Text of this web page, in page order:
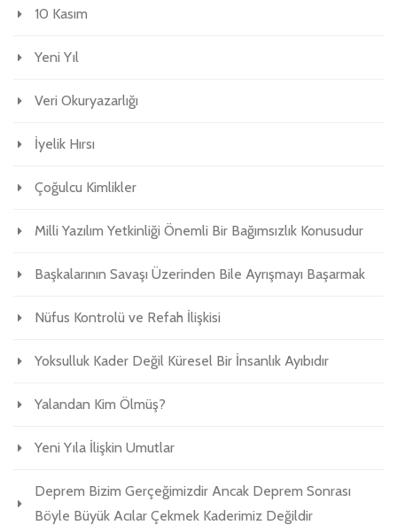
10 Kasım
Yeni Yıl
Veri Okuryazarlığı
İyelik Hırsı
Çoğulcu Kimlikler
Milli Yazılım Yetkinliği Önemli Bir Bağımsızlık Konusudur
Başkalarının Savaşı Üzerinden Bile Ayrışmayı Başarmak
Nüfus Kontrolü ve Refah İlişkisi
Yoksulluk Kader Değil Küresel Bir İnsanlık Ayıbıdır
Yalandan Kim Ölmüş?
Yeni Yıla İlişkin Umutlar
Deprem Bizim Gerçeğimizdir Ancak Deprem Sonrası
Böyle Büyük Acılar Çekmek Kaderimiz Değildir